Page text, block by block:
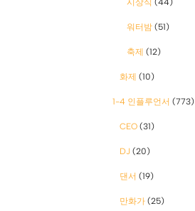
시상식 (44)
워터밤 (51)
축제 (12)
화제 (10)
1-4 인플루언서 (773)
CEO (31)
DJ (20)
댄서 (19)
만화가 (25)